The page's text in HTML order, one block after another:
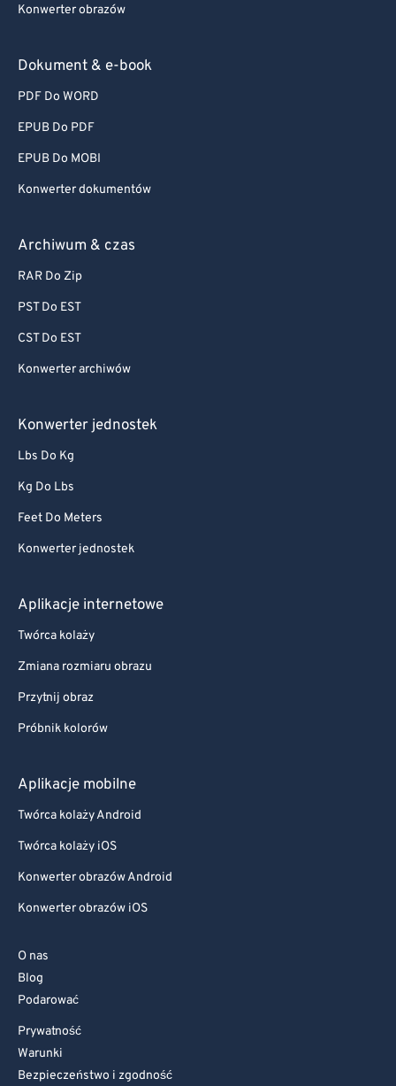
Konwerter obrazów
Dokument & e-book
PDF Do WORD
EPUB Do PDF
EPUB Do MOBI
Konwerter dokumentów
Archiwum & czas
RAR Do Zip
PST Do EST
CST Do EST
Konwerter archiwów
Konwerter jednostek
Lbs Do Kg
Kg Do Lbs
Feet Do Meters
Konwerter jednostek
Aplikacje internetowe
Twórca kolaży
Zmiana rozmiaru obrazu
Przytnij obraz
Próbnik kolorów
Aplikacje mobilne
Twórca kolaży Android
Twórca kolaży iOS
Konwerter obrazów Android
Konwerter obrazów iOS
O nas
Blog
Podarować
Prywatność
Warunki
Bezpieczeństwo i zgodność